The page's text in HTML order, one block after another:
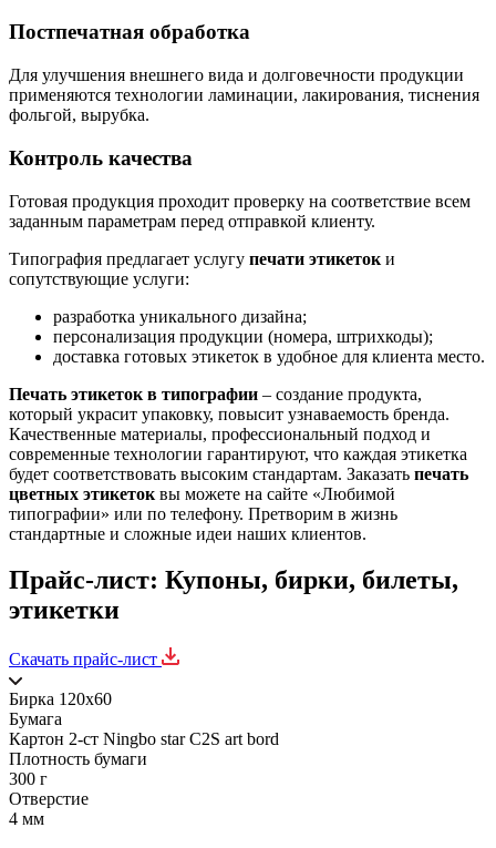
Постпечатная обработка
Для улучшения внешнего вида и долговечности продукции
применяются технологии ламинации, лакирования, тиснения
фольгой, вырубка.
Контроль качества
Готовая продукция проходит проверку на соответствие всем
заданным параметрам перед отправкой клиенту.
Типография предлагает услугу печати этикеток и
сопутствующие услуги:
разработка уникального дизайна;
персонализация продукции (номера, штрихкоды);
доставка готовых этикеток в удобное для клиента место.
Печать этикеток в типографии – создание продукта,
который украсит упаковку, повысит узнаваемость бренда.
Качественные материалы, профессиональный подход и
современные технологии гарантируют, что каждая этикетка
будет соответствовать высоким стандартам. Заказать печать
цветных этикеток вы можете на сайте «Любимой
типографии» или по телефону. Претворим в жизнь
стандартные и сложные идеи наших клиентов.
Прайс-лист: Купоны, бирки, билеты,
этикетки
Скачать прайс-лист
Бирка 120х60
Бумага
Картон 2-ст Ningbo star C2S art bord
Плотность бумаги
300 г
Отверстие
4 мм